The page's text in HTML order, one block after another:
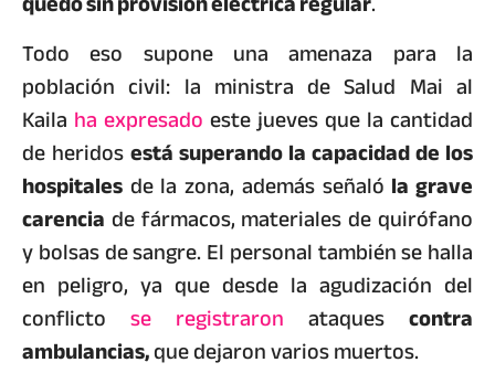
Todo eso supone una amenaza para la
población civil: la ministra de Salud Mai al
Kaila ha expresadoeste jueves que la cantidad
de heridosestá superando la capacidad de los
hospitalesde la zona, además señaló la grave
carenciade fármacos, materiales de quirófano
y bolsas de sangre. El personal también se halla
en peligro, ya que desde la agudización del
conflicto se registraron ataques contra
ambulancias,que dejaron varios muertos.